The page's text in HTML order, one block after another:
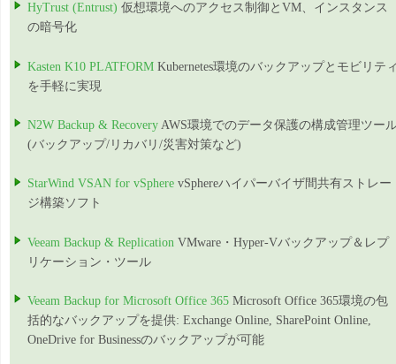
HyTrust (Entrust) 仮想環境へのアクセス制御とVM、インスタンス
の暗号化
Kasten K10 PLATFORM Kubernetes環境のバックアップとモビリテ
を手軽に実現
N2W Backup & Recovery AWS環境でのデータ保護の構成管理ツー
(バックアップ/リカバリ/災害対策など)
StarWind VSAN for vSphere vSphereハイパーバイザ間共有ストレー
ジ構築ソフト
Veeam Backup & Replication VMware・Hyper-Vバックアップ＆レプ
リケーション・ツール
Veeam Backup for Microsoft Office 365 Microsoft Office 365環境の包
括的なバックアップを提供: Exchange Online, SharePoint Online,
OneDrive for Businessのバックアップが可能